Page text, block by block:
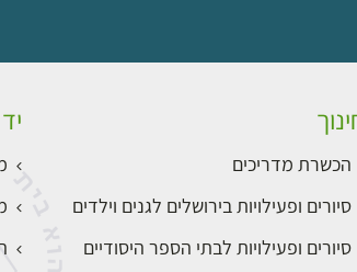
הכשרת מדריכים
סיורים ופעילויות בירושלים לגנים וילדים
סיורים ופעילויות לבתי הספר היסודיים